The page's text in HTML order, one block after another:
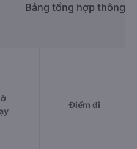
Bảng tổng hợp thông
Điểm đi